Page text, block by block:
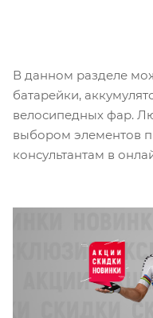
В данном разделе
батарейки,
велосипедных фар.
выбором элементов
консультантам в